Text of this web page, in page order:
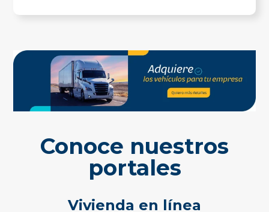
Conoce nuestros
portales
Vivienda en línea